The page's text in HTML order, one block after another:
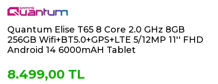
Quantum Elise T65 8 Core 2.0 GHz 8GB
256GB Wifi+BT5.0+GPS+LTE 5/12MP 11'' FHD
Android 14 6000mAH Tablet
8.499,00 TL